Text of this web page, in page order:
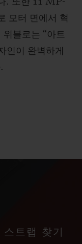
. 또한 11 MP-
모터 면에서 혁
블로는 “아트
인이 완벽하게
트랩 찾기